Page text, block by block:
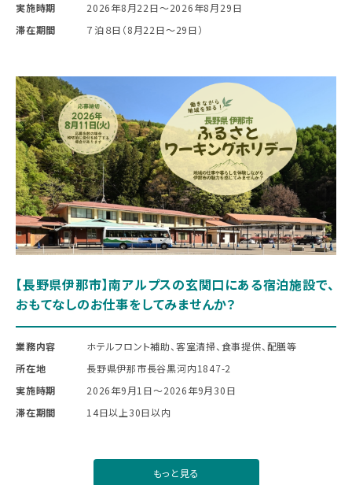
実施時期
2026年8月22日〜2026年8月29日
滞在期間
７泊８日（8月22日〜29日）
【長野県伊那市】南アルプスの玄関口にある宿泊施設で、
おもてなしのお仕事をしてみませんか？
業務内容
ホテルフロント補助、客室清掃、食事提供、配膳等
所在地
長野県伊那市長谷黒河内1847-2
実施時期
2026年9月1日〜2026年9月30日
滞在期間
14日以上30日以内
もっと見る